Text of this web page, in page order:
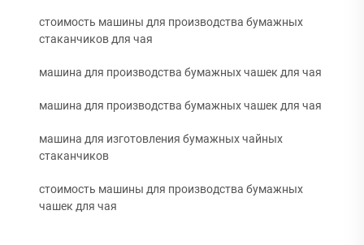
стоимость машины для производства бумажных
стаканчиков для чая
машина для производства бумажных чашек для чая
машина для производства бумажных чашек для чая
машина для изготовления бумажных чайных
стаканчиков
стоимость машины для производства бумажных
чашек для чая